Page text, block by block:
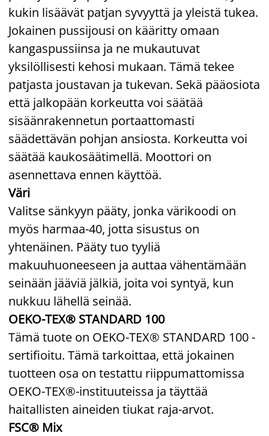
kukin lisäävät patjan syvyyttä ja yleistä tukea.
Jokainen pussijousi on kääritty omaan
kangaspussiinsa ja ne mukautuvat
yksilöllisesti kehosi mukaan. Tämä tekee
patjasta joustavan ja tukevan. Sekä pääosiota
että jalkopään korkeutta voi säätää
sisäänrakennetun portaattomasti
säädettävän pohjan ansiosta. Korkeutta voi
säätää kaukosäätimellä. Moottori on
asennettava ennen käyttöä.
Väri
Valitse sänkyyn pääty, jonka värikoodi on
myös harmaa-40, jotta sisustus on
yhtenäinen. Pääty tuo tyyliä
makuuhuoneeseen ja auttaa vähentämään
seinään jääviä jälkiä, joita voi syntyä, kun
nukkuu lähellä seinää.
OEKO-TEX® STANDARD 100
Tämä tuote on OEKO-TEX® STANDARD 100 -
sertifioitu. Tämä tarkoittaa, että jokainen
tuotteen osa on testattu riippumattomissa
OEKO-TEX®-instituuteissa ja täyttää
haitallisten aineiden tiukat raja-arvot.
FSC® Mix